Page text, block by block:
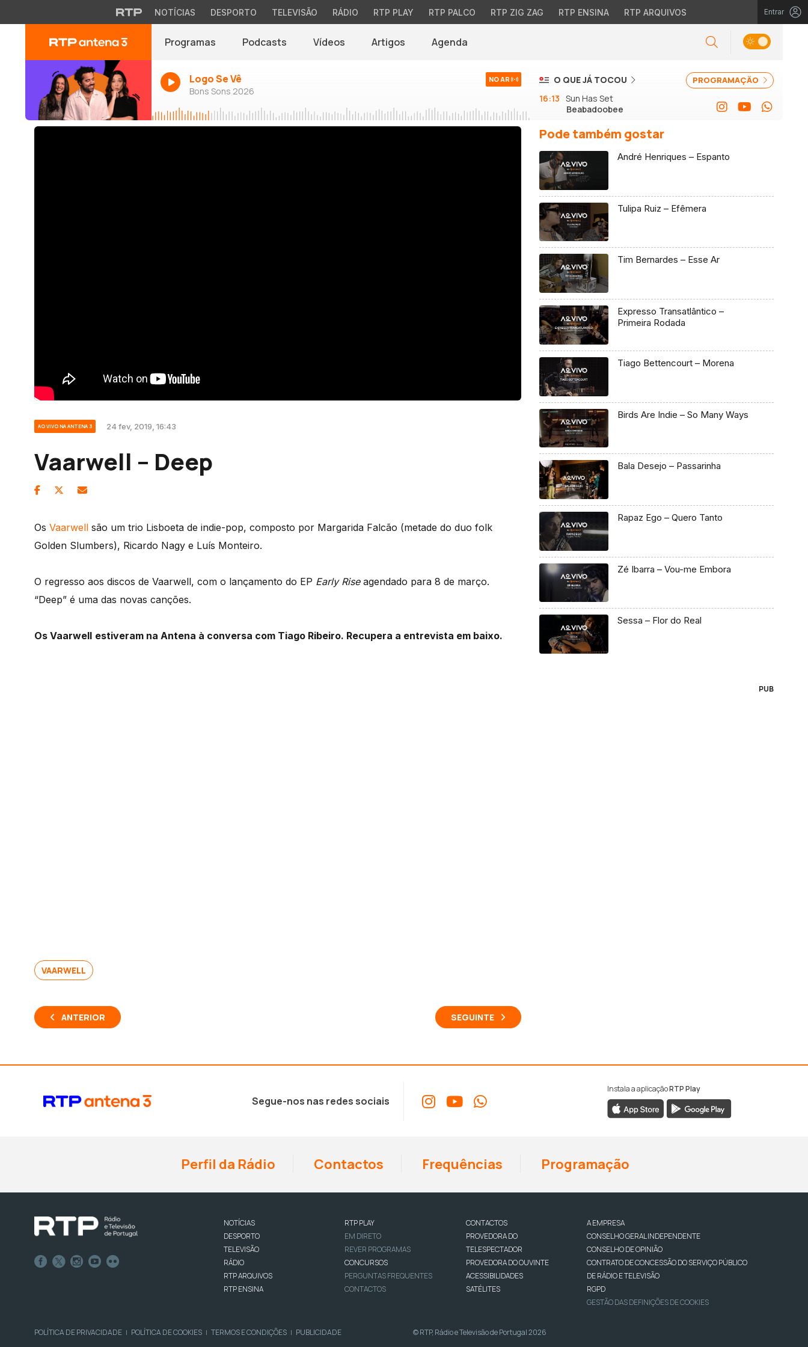
NOTÍCIAS DESPORTO TELEVISÃO RÁDIO RTP PLAY RTP PALCO RTP ZIG ZAG RTP ENSINA RTP ARQUIVOS Entrar
Programas Podcasts Vídeos Artigos Agenda
Logo Se Vê
Bons Sons 2026
NO AR PROGRAMAÇÃO
O QUE JÁ TOCOU
16:13 Sun Has Set
Beabadoobee
AO VIVO NA ANTENA 3 24 fev, 2019, 16:43
Vaarwell – Deep
Os Vaarwell são um trio Lisboeta de indie-pop, composto por Margarida Falcão (metade do duo folk
Golden Slumbers), Ricardo Nagy e Luís Monteiro.
O regresso aos discos de Vaarwell, com o lançamento do EP Early Riseagendado para 8 de março.
“Deep” é uma das novas canções.
Os Vaarwell estiveram na Antena à conversa com Tiago Ribeiro. Recupera a entrevista em baixo.
VAARWELL
ANTERIOR SEGUINTE
Pode também gostar
André Henriques – Espanto
Tulipa Ruiz – Efêmera
Tim Bernardes – Esse Ar
Expresso Transatlântico –
Primeira Rodada
Tiago Bettencourt – Morena
Birds Are Indie – So Many Ways
Bala Desejo – Passarinha
Rapaz Ego – Quero Tanto
Zé Ibarra – Vou-me Embora
Sessa – Flor do Real
PUB
Segue-nos nas redes sociais
Instala a aplicaçãoRTP Play
Perfil da Rádio Contactos Frequências Programação
NOTÍCIAS
DESPORTO
TELEVISÃO
RÁDIO
RTP ARQUIVOS
RTP ENSINA
RTP PLAY
EM DIRETO
REVER PROGRAMAS
CONCURSOS
PERGUNTAS FREQUENTES
CONTACTOS
CONTACTOS
PROVEDORA DO
TELESPECTADOR
PROVEDORA DO OUVINTE
ACESSIBILIDADES
SATÉLITES
A EMPRESA
CONSELHO GERAL INDEPENDENTE
CONSELHO DE OPINIÃO
CONTRATO DE CONCESSÃO DO SERVIÇO PÚBLICO
DE RÁDIO E TELEVISÃO
RGPD
GESTÃO DAS DEFINIÇÕES DE COOKIES
POLÍTICA DE PRIVACIDADE | POLÍTICA DE COOKIES | TERMOS E CONDIÇÕES | PUBLICIDADE © RTP, Rádio e Televisão de Portugal 2026